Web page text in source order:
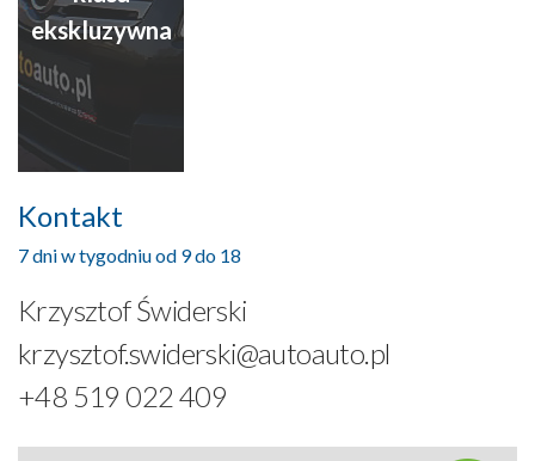
ekskluzywna
Kontakt
7 dni w tygodniu od 9 do 18
Krzysztof Świderski
krzysztof.swiderski@autoauto.pl
+48 519 022 409